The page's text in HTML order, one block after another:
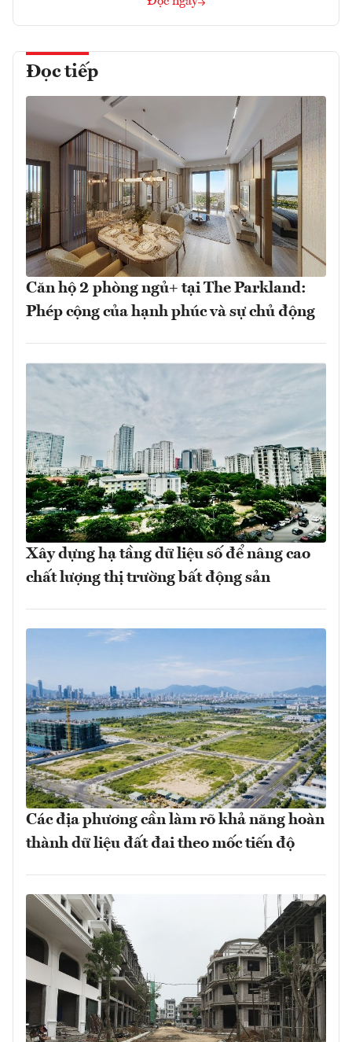
Đọc tiếp
Căn hộ 2 phòng ngủ+ tại The Parkland:
Phép cộng của hạnh phúc và sự chủ động
Xây dựng hạ tầng dữ liệu số để nâng cao
chất lượng thị trường bất động sản
Các địa phương cần làm rõ khả năng hoàn
thành dữ liệu đất đai theo mốc tiến độ